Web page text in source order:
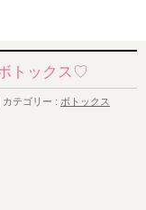
トックス♡
カテゴリー : ボトックス